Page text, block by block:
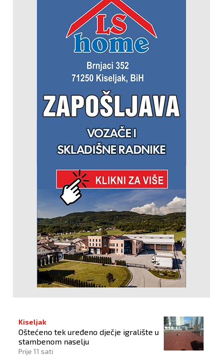
Kiseljak
Oštećeno tek uređeno dječje igralište u
stambenom naselju
Prije 11 sati